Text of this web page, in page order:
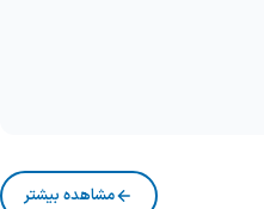
مشاهده بیشتر